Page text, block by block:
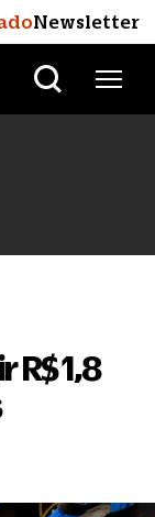
Newsletter
R$ 1,8